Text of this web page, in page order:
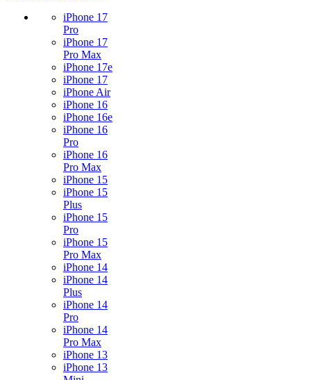
iPhone 17
Pro
iPhone 17
Pro Max
iPhone 17e
iPhone 17
iPhone Air
iPhone 16
iPhone 16e
iPhone 16
Pro
iPhone 16
Pro Max
iPhone 15
iPhone 15
Plus
iPhone 15
Pro
iPhone 15
Pro Max
iPhone 14
iPhone 14
Plus
iPhone 14
Pro
iPhone 14
Pro Max
iPhone 13
iPhone 13